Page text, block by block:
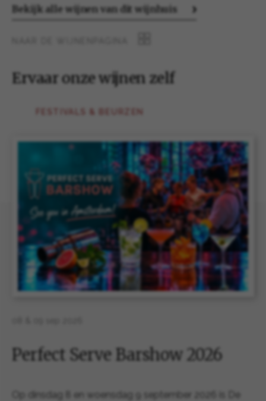
Bekijk alle wijnen van dit wijnhuis
Ervaar onze wijnen zelf
Perfect Serve Barshow 2026
Op dinsdag 8 en woensdag 9 september 2026 is De